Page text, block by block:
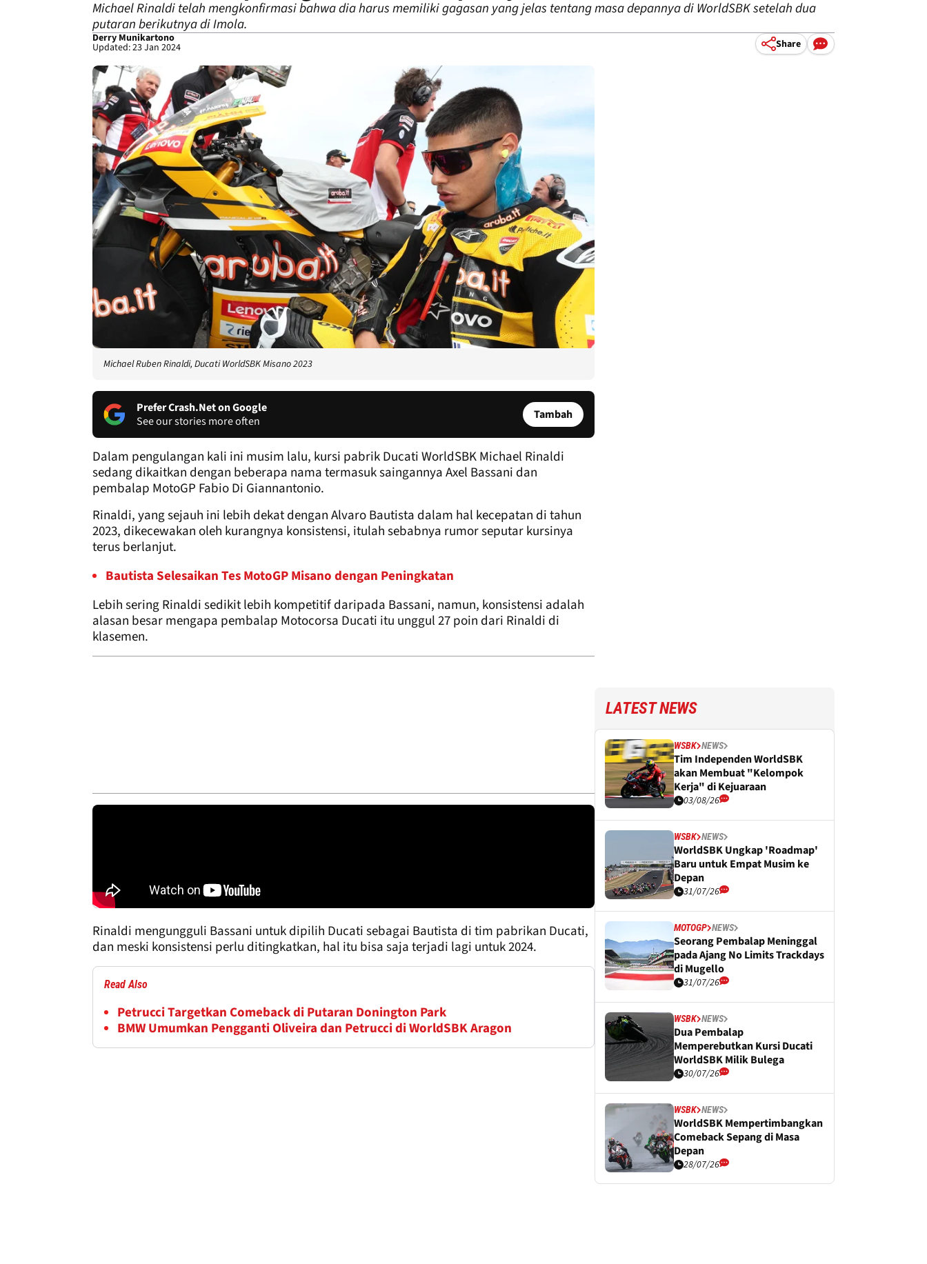
Michael Rinaldi telah mengkonfirmasi bahwa dia harus memiliki gagasan yang jelas tentang masa depannya di WorldSBK setelah dua
putaran berikutnya di Imola.
Derry Munikartono
Updated: 23 Jan 2024 Share
Michael Ruben Rinaldi, Ducati WorldSBK Misano 2023
Prefer Crash.Net on Google
See our stories more often
Tambah
Dalam pengulangan kali ini musim lalu, kursi pabrik Ducati WorldSBK Michael Rinaldi
sedang dikaitkan dengan beberapa nama termasuk saingannya Axel Bassani dan
pembalap MotoGP Fabio Di Giannantonio.
Rinaldi, yang sejauh ini lebih dekat dengan Alvaro Bautista dalam hal kecepatan di tahun
2023, dikecewakan oleh kurangnya konsistensi, itulah sebabnya rumor seputar kursinya
terus berlanjut.
Bautista Selesaikan Tes MotoGP Misano dengan Peningkatan
Lebih sering Rinaldi sedikit lebih kompetitif daripada Bassani, namun, konsistensi adalah
alasan besar mengapa pembalap Motocorsa Ducati itu unggul 27 poin dari Rinaldi di
klasemen.
Rinaldi mengungguli Bassani untuk dipilih Ducati sebagai Bautista di tim pabrikan Ducati,
dan meski konsistensi perlu ditingkatkan, hal itu bisa saja terjadi lagi untuk 2024.
Read Also
Petrucci Targetkan Comeback di Putaran Donington Park
BMW Umumkan Pengganti Oliveira dan Petrucci di WorldSBK Aragon
LATEST NEWS
WSBK NEWS
Tim Independen WorldSBK
akan Membuat "Kelompok
Kerja" di Kejuaraan
03/08/26
WSBK NEWS
WorldSBK Ungkap 'Roadmap'
Baru untuk Empat Musim ke
Depan
31/07/26
MOTOGP NEWS
Seorang Pembalap Meninggal
pada Ajang No Limits Trackdays
di Mugello
31/07/26
WSBK NEWS
Dua Pembalap
Memperebutkan Kursi Ducati
WorldSBK Milik Bulega
30/07/26
WSBK NEWS
WorldSBK Mempertimbangkan
Comeback Sepang di Masa
Depan
28/07/26